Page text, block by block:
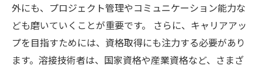
外にも、プロジェクト管理やコミュニケーション能力な
ども磨いていくことが重要です。 さらに、キャリアアッ
プを目指すためには、資格取得にも注力する必要があり
ます。溶接技術者は、国家資格や産業資格など、さまざ